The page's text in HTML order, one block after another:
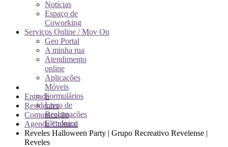
Notícias
Espaço de
Coworking
Serviços Online / Mov On
Geo Portal
A minha rua
Atendimento
online
Aplicações
Móveis
Formulários
Livro de
Reclamações
Eletrónico
Entrada
Residentes
Comunicação
Agenda Cultural
Reveles Halloween Party | Grupo Recreativo Revelense |
Reveles